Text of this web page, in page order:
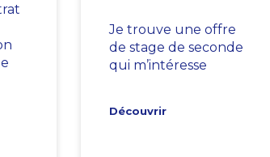
Je trouve une offre
de stage de seconde
qui m’intéresse
Découvrir